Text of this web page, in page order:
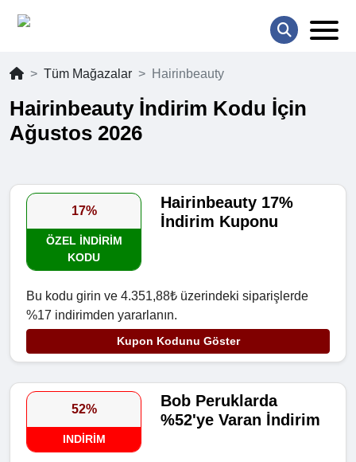
Tüm Mağazalar Hairinbeauty
Hairinbeauty İndirim Kodu İçin
Ağustos 2026
17%
ÖZEL INDIRIM
KODU
Hairinbeauty 17%
İndirim Kuponu
Bu kodu girin ve 4.351,88₺ üzerindeki siparişlerde
%17 indirimden yararlanın.
Kupon Kodunu Göster
52%
INDIRIM
Bob Peruklarda
%52'ye Varan İndirim